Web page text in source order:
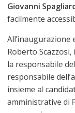
Giovanni
facilmente
All’inaugurazione
Roberto
la responsabile
responsabile
insieme al
amministrative di